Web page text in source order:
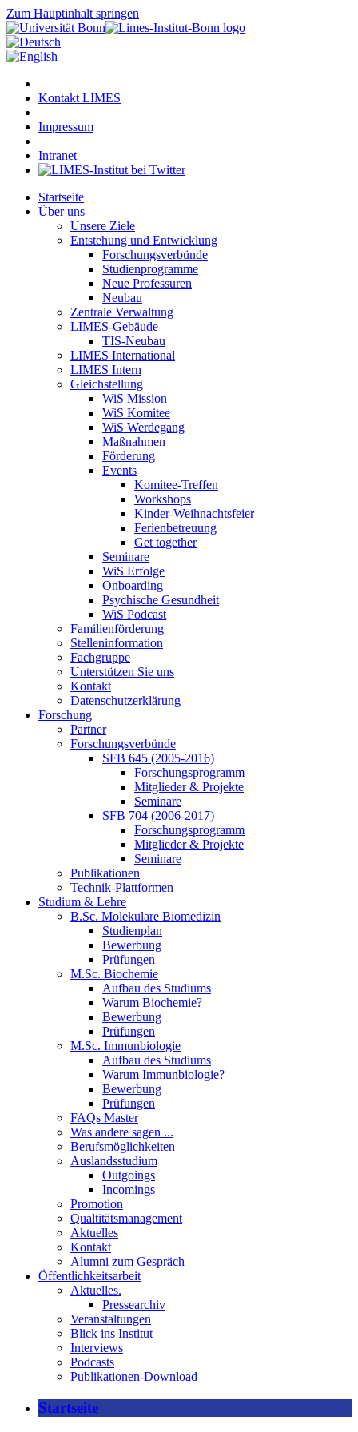
Zum Hauptinhalt springen
Kontakt LIMES
Impressum
Intranet
Startseite
Über uns
Unsere Ziele
Entstehung und Entwicklung
Forschungsverbünde
Studienprogramme
Neue Professuren
Neubau
Zentrale Verwaltung
LIMES-Gebäude
TIS-Neubau
LIMES International
LIMES Intern
Gleichstellung
WiS Mission
WiS Komitee
WiS Werdegang
Maßnahmen
Förderung
Events
Komitee-Treffen
Workshops
Kinder-Weihnachtsfeier
Ferienbetreuung
Get together
Seminare
WiS Erfolge
Onboarding
Psychische Gesundheit
WiS Podcast
Familienförderung
Stelleninformation
Fachgruppe
Unterstützen Sie uns
Kontakt
Datenschutzerklärung
Forschung
Partner
Forschungsverbünde
SFB 645 (2005-2016)
Forschungsprogramm
Mitglieder & Projekte
Seminare
SFB 704 (2006-2017)
Forschungsprogramm
Mitglieder & Projekte
Seminare
Publikationen
Technik-Plattformen
Studium & Lehre
B.Sc. Molekulare Biomedizin
Studienplan
Bewerbung
Prüfungen
M.Sc. Biochemie
Aufbau des Studiums
Warum Biochemie?
Bewerbung
Prüfungen
M.Sc. Immunbiologie
Aufbau des Studiums
Warum Immunbiologie?
Bewerbung
Prüfungen
FAQs Master
Was andere sagen ...
Berufsmöglichkeiten
Auslandsstudium
Outgoings
Incomings
Promotion
Qualtitätsmanagement
Aktuelles
Kontakt
Alumni zum Gespräch
Öffentlichkeitsarbeit
Aktuelles.
Pressearchiv
Veranstaltungen
Blick ins Institut
Interviews
Podcasts
Publikationen-Download
Startseite